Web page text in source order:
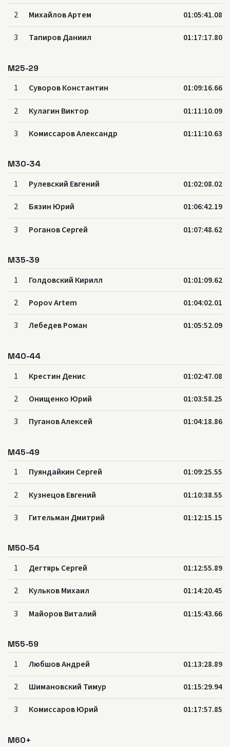
2 Михайлов Артем 01:05:41.08
3 Тапиров Даниил 01:17:17.80
M25-29
1 Суворов Константин 01:09:16.66
2 Кулагин Виктор 01:11:10.09
3 Комиссаров Александр 01:11:10.63
M30-34
1 Рулевский Евгений 01:02:08.02
2 Бязин Юрий 01:06:42.19
3 Роганов Сергей 01:07:48.62
M35-39
1 Голдовский Кирилл 01:01:09.62
2 Popov Artem 01:04:02.01
3 Лебедев Роман 01:05:52.09
M40-44
1 Крестин Денис 01:02:47.08
2 Онищенко Юрий 01:03:58.25
3 Пуганов Алексей 01:04:18.86
M45-49
1 Пуяндайкин Сергей 01:09:25.55
2 Кузнецов Евгений 01:10:38.55
3 Гительман Дмитрий 01:12:15.15
M50-54
1 Дегтярь Сергей 01:12:55.89
2 Кульков Михаил 01:14:20.45
3 Майоров Виталий 01:15:43.66
M55-59
1 Любшов Андрей 01:13:28.89
2 Шимановский Тимур 01:15:29.94
3 Комиссаров Юрий 01:17:57.85
M60+